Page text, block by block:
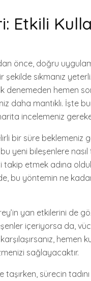
Etkili
önce, doğru
sıkmanız
denemeden hemen
daha mantıklı. İşte
incelemeniz
bir süre beklemeniz
yeni bileşenlere
takip etmek adına
bu yöntemin ne
yan etkilerini de
içeriyorsa da,
hemen
sağlayacaktır.
sürecin tadını